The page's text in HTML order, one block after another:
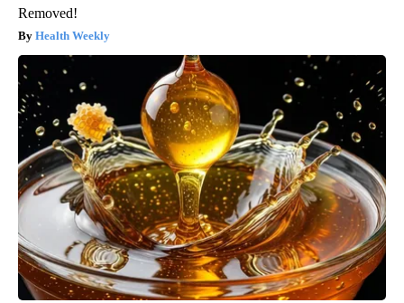
Removed!
Health Weekly